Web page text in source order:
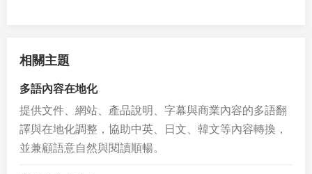
相關主題
多語內容在地化
提供文件、網站、產品說明、字幕與商業內容的多語翻
譯與在地化調整，協助中英、日文、韓文等內容轉換，
並兼顧語意自然與閱讀順暢。